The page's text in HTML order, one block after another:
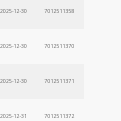
2025-12-30 7012511358
2025-12-30 7012511370
2025-12-30 7012511371
2025-12-31 7012511372